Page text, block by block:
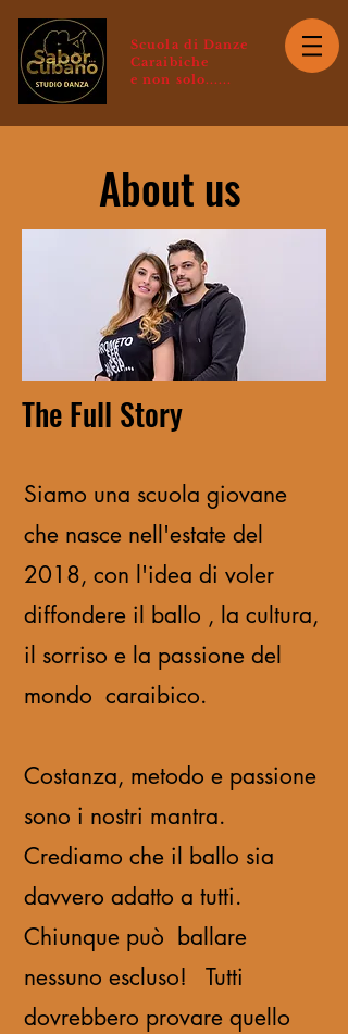
Scuola di Danze
Caraibiche
e non solo......
About us
The Full Story
Siamo una scuola giovane
che nasce nell'estate del
2018, con l'idea di voler
diffondere il ballo , la cultura,
il sorriso e la passione del
mondo caraibico.
Costanza, metodo e passione
sono i nostri mantra.
Crediamo che il ballo sia
davvero adatto a tutti.
Chiunque può ballare
nessuno escluso! Tutti
dovrebbero provare quello